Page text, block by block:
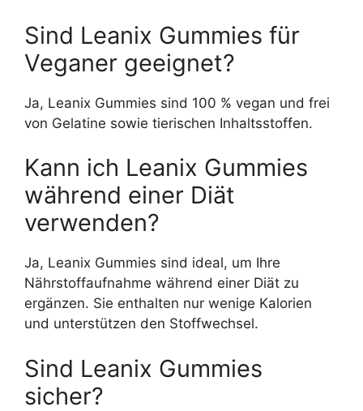
Sind Leanix Gummies für
Veganer geeignet?
Ja, Leanix Gummies sind 100 % vegan und frei
von Gelatine sowie tierischen Inhaltsstoffen.
Kann ich Leanix Gummies
während einer Diät
verwenden?
Ja, Leanix Gummies sind ideal, um Ihre
Nährstoffaufnahme während einer Diät zu
ergänzen. Sie enthalten nur wenige Kalorien
und unterstützen den Stoffwechsel.
Sind Leanix Gummies
sicher?